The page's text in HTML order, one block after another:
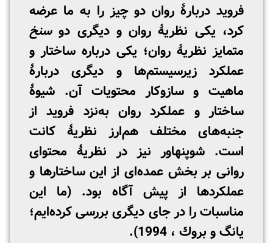
فروید دربارۀ روان دو چیز را به ما عرضه
کرد، یکی نظریۀ روان و دیگری دوسنخ
متمایز نظریۀ روان؛ یکی درباره ساختار و
عملکرد زیرسیستم‌ها و دیگری دربارۀ
ماهیت و سازوکار محتویات آن. شیوۀ
ساختار و عملکرد روان به‌نزد فروید از
جنبه‌های مختلف هم‌ارز نظریۀ کانت
است. شوپنهاور نیز در نظریۀ محتوای
روانی بر بخش عمده‌ای از این ساختارها و
عملکردها از پیش آگاه بود. (ما این
مناسبات را در جای دیگری بررسی كرده‌ایم؛
یانگ و بروك ، 1994).